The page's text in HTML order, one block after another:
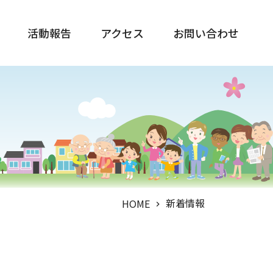
活動報告 アクセス お問い合わせ
HOME 新着情報